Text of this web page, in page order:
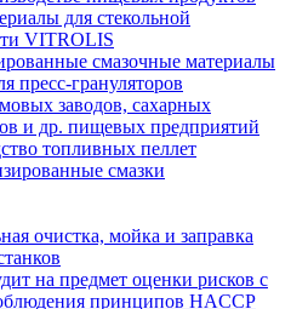
для стекольной
VITROLIS
смазочные материалы
пресс-грануляторов
заводов, сахарных
и др. пищевых предприятий
топливных пеллет
смазки
очистка, мойка и заправка
на предмет оценки рисков с
принципов HACCP